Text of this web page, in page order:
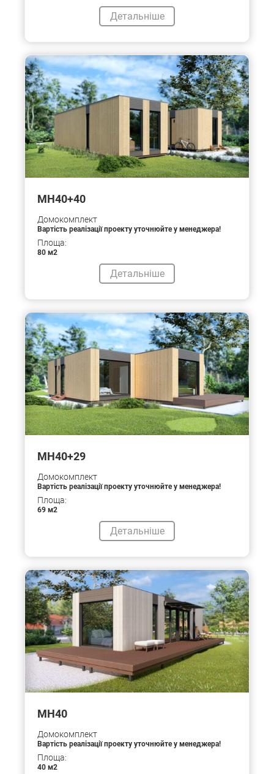
Детальніше
MH40+40
Домокомплект
Вартість реалізації проекту уточнюйте у менеджера!
Площа:
80 м2
Детальніше
МН40+29
Домокомплект
Вартість реалізації проекту уточнюйте у менеджера!
Площа:
69 м2
Детальніше
MH40
Домокомплект
Вартість реалізації проекту уточнюйте у менеджера!
Площа:
40 м2